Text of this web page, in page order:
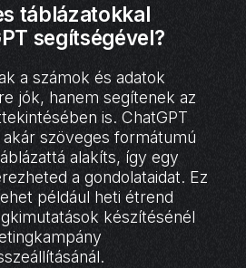
táblázatokkal
segítségével?
a számok és adatok
jók, hanem segítenek az
is. ChatGPT
szöveges formátumú
alakíts, így egy
a gondolataidat. Ez
például heti étrend
készítésénél